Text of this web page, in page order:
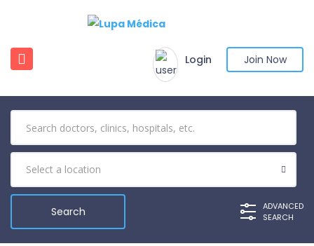
Login Join Now
ADVANCED
SEARCH